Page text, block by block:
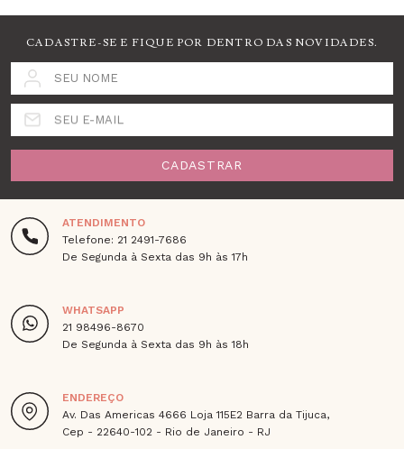
CADASTRE-SE E FIQUE POR DENTRO DAS NOVIDADES.
SEU NOME
SEU E-MAIL
CADASTRAR
ATENDIMENTO
Telefone: 21 2491-7686
De Segunda à Sexta das 9h às 17h
WHATSAPP
21 98496-8670
De Segunda à Sexta das 9h às 18h
ENDEREÇO
Av. Das Americas 4666 Loja 115E2 Barra da Tijuca,
Cep - 22640-102 - Rio de Janeiro - RJ